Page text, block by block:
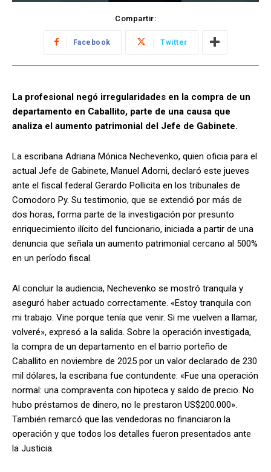
Compartir:
Facebook Twitter
La profesional negó irregularidades en la compra de un
departamento en Caballito, parte de una causa que
analiza el aumento patrimonial del Jefe de Gabinete.
La escribana Adriana Mónica Nechevenko, quien oficia para el
actual Jefe de Gabinete, Manuel Adorni, declaró este jueves
ante el fiscal federal Gerardo Pollicita en los tribunales de
Comodoro Py. Su testimonio, que se extendió por más de
dos horas, forma parte de la investigación por presunto
enriquecimiento ilícito del funcionario, iniciada a partir de una
denuncia que señala un aumento patrimonial cercano al 500%
en un período fiscal.
Al concluir la audiencia, Nechevenko se mostró tranquila y
aseguró haber actuado correctamente. «Estoy tranquila con
mi trabajo. Vine porque tenía que venir. Si me vuelven a llamar,
volveré», expresó a la salida. Sobre la operación investigada,
la compra de un departamento en el barrio porteño de
Caballito en noviembre de 2025 por un valor declarado de 230
mil dólares, la escribana fue contundente: «Fue una operación
normal: una compraventa con hipoteca y saldo de precio. No
hubo préstamos de dinero, no le prestaron US$200.000».
También remarcó que las vendedoras no financiaron la
operación y que todos los detalles fueron presentados ante
la Justicia.